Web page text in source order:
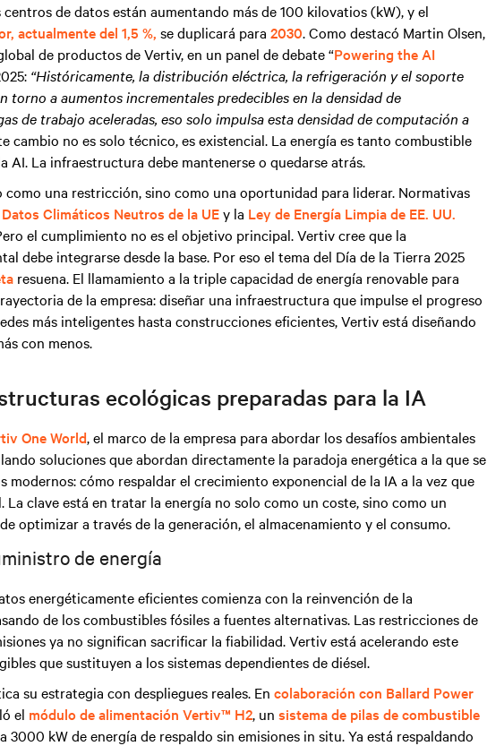
centros de datos están aumentando más de 100 kilovatios (kW), y el
actualmente del 1,5 %, se duplicará para 2030. Como destacó Martin Olsen,
de productos de Vertiv, en un panel de debate “Powering the AI
“Históricamente, la distribución eléctrica, la refrigeración y el soporte
torno a aumentos incrementales predecibles en la densidad de
de trabajo aceleradas, eso solo impulsa esta densidad de computación a
cambio no es solo técnico, es existencial. La energía es tanto combustible
AI. La infraestructura debe mantenerse o quedarse atrás.
una restricción, sino como una oportunidad para liderar. Normativas
Climáticos Neutros de la UEy la Ley de Energía Limpia de EE. UU.
el cumplimiento no es el objetivo principal. Vertiv cree que la
debe integrarse desde la base. Por eso el tema del Día de la Tierra 2025
resuena. El llamamiento a la triple capacidad de energía renovable para
de la empresa: diseñar una infraestructura que impulse el progreso
más inteligentes hasta construcciones eficientes, Vertiv está diseñando
con menos.
ecológicas preparadas para la IA
One World, el marco de la empresa para abordar los desafíos ambientales
soluciones que abordan directamente la paradoja energética a la que se
modernos: cómo respaldar el crecimiento exponencial de la IA a la vez que
clave está en tratar la energía no solo como un coste, sino como un
optimizar a través de la generación, el almacenamiento y el consumo.
de energía
energéticamente eficientes comienza con la reinvención de la
de los combustibles fósiles a fuentes alternativas. Las restricciones de
ya no significan sacrificar la fiabilidad. Vertiv está acelerando este
que sustituyen a los sistemas dependientes de diésel.
su estrategia con despliegues reales. En colaboración con Ballard Power
el módulo de alimentación Vertiv™ H2, un sistema de pilas de combustible
3000 kW de energía de respaldo sin emisiones in situ. Ya está respaldando